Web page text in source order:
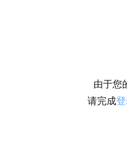
由于您
请完成